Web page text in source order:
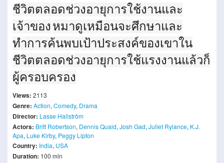
ชีวิตตลอดช่วงอายุการใช้งานและ
เจ้าของ หมาดูเหมือนจะศึกษาและ
ทำการค้นพบเป้าประสงค์ของเขาใน
ชีวิตตลอดช่วงอายุการใช้แรงงานแล้วก็
ผู้ครอบครอง
Views: 2113
Genre: Action, Comedy, Drama
Director: Lasse Hallström
Actors: Britt Robertson, Dennis Quaid, Josh Gad, Juliet Rylance, K.J.
Apa, Luke Kirby, Peggy Lipton
Country: India, USA
Duration: 100 min